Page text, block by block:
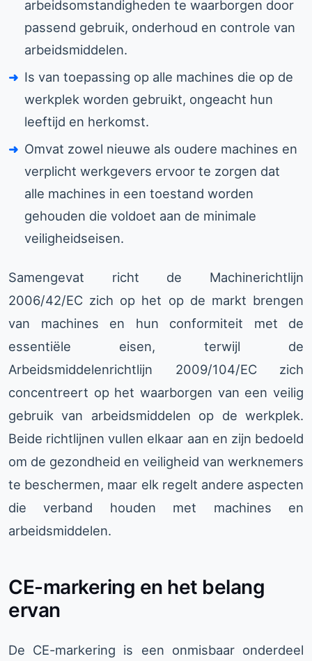
arbeidsomstandigheden te waarborgen door
passend gebruik, onderhoud en controle van
arbeidsmiddelen.
Is van toepassing op alle machines die op de
werkplek worden gebruikt, ongeacht hun
leeftijd en herkomst.
Omvat zowel nieuwe als oudere machines en
verplicht werkgevers ervoor te zorgen dat
alle machines in een toestand worden
gehouden die voldoet aan de minimale
veiligheidseisen.
Samengevat richt de Machinerichtlijn
2006/42/EC zich op het op de markt brengen
van machines en hun conformiteit met de
essentiële eisen, terwijl de
Arbeidsmiddelenrichtlijn 2009/104/EC zich
concentreert op het waarborgen van een veilig
gebruik van arbeidsmiddelen op de werkplek.
Beide richtlijnen vullen elkaar aan en zijn bedoeld
om de gezondheid en veiligheid van werknemers
te beschermen, maar elk regelt andere aspecten
die verband houden met machines en
arbeidsmiddelen.
CE-markering en het belang
ervan
De CE-markering is een onmisbaar onderdeel